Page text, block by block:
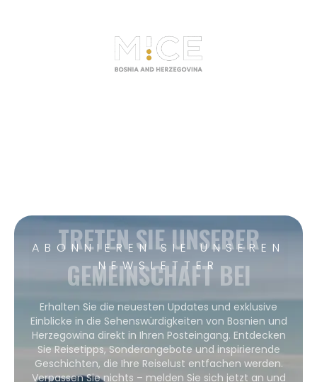
ABONNIEREN SIE UNSEREN
NEWSLETTER
TRETEN SIE UNSERER
GEMEINSCHAFT BEI
Erhalten Sie die neuesten Updates und exklusive
Einblicke in die Sehenswürdigkeiten von Bosnien und
Herzegowina direkt in Ihren Posteingang. Entdecken
Sie Reisetipps, Sonderangebote und inspirierende
Geschichten, die Ihre Reiselust entfachen werden.
Verpassen Sie nichts – melden Sie sich jetzt an und